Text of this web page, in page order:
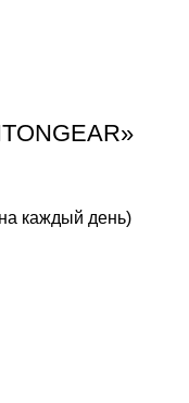
каждый день)